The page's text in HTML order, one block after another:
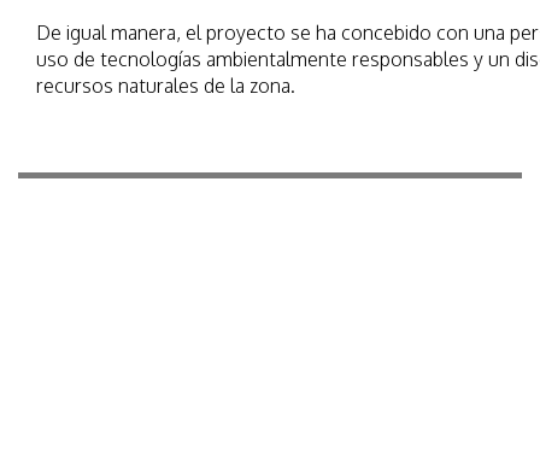
De igual manera, el proyecto se ha concebido con una
uso de tecnologías ambientalmente responsables y un
recursos naturales de la zona.